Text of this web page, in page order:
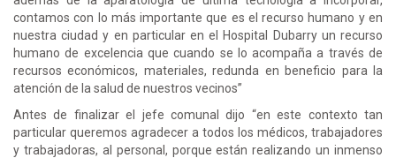
contamos con lo más importante que es el recurso humano y en
nuestra ciudad y en particular en el Hospital Dubarry un recurso
humano de excelencia que cuando se lo acompaña a través de
recursos económicos, materiales, redunda en beneficio para la
atención de la salud de nuestros vecinos”
Antes de finalizar el jefe comunal dijo “en este contexto tan
particular queremos agradecer a todos los médicos, trabajadores
y trabajadoras, al personal, porque están realizando un inmenso